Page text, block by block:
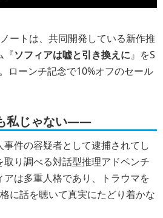
ートは、共同開発している新作推
『ソフィアは嘘と引き換えに』をS
ローンチ記念で10%オフのセール
私じゃない――
件の容疑者として逮捕されてし
取り調べる対話型推理アドベンチ
は多重人格であり、トラウマを
に話を聴いて真実にたどり着かな